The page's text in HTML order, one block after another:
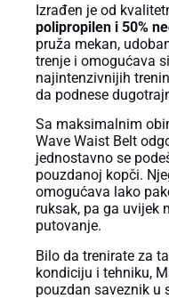
Izrađen je od
polipropilen i 50%
pruža mekan,
trenje i omogućava
najintenzivnijih
da podnese
Sa maksimalnim
Wave Waist Belt
jednostavno se
pouzdanoj kopči.
omogućava lako
ruksak, pa ga uvijek
putovanje.
Bilo da trenirate za
kondiciju i tehniku,
pouzdan saveznik u